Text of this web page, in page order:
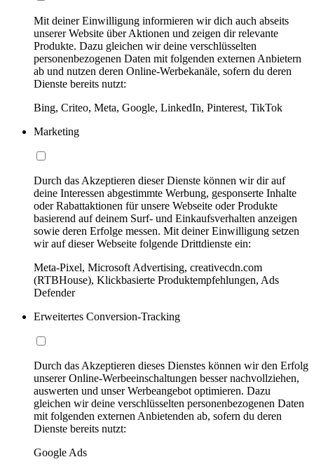
Mit deiner Einwilligung informieren wir dich auch abseits
unserer Website über Aktionen und zeigen dir relevante
Produkte. Dazu gleichen wir deine verschlüsselten
personenbezogenen Daten mit folgenden externen Anbietern
ab und nutzen deren Online-Werbekanäle, sofern du deren
Dienste bereits nutzt:
Bing, Criteo, Meta, Google, LinkedIn, Pinterest, TikTok
Marketing
Durch das Akzeptieren dieser Dienste können wir dir auf
deine Interessen abgestimmte Werbung, gesponserte Inhalte
oder Rabattaktionen für unsere Webseite oder Produkte
basierend auf deinem Surf- und Einkaufsverhalten anzeigen
sowie deren Erfolge messen. Mit deiner Einwilligung setzen
wir auf dieser Webseite folgende Drittdienste ein:
Meta-Pixel, Microsoft Advertising, creativecdn.com
(RTBHouse), Klickbasierte Produktempfehlungen, Ads
Defender
Erweitertes Conversion-Tracking
Durch das Akzeptieren dieses Dienstes können wir den Erfolg
unserer Online-Werbeeinschaltungen besser nachvollziehen,
auswerten und unser Werbeangebot optimieren. Dazu
gleichen wir deine verschlüsselten personenbezogenen Daten
mit folgenden externen Anbietenden ab, sofern du deren
Dienste bereits nutzt:
Google Ads